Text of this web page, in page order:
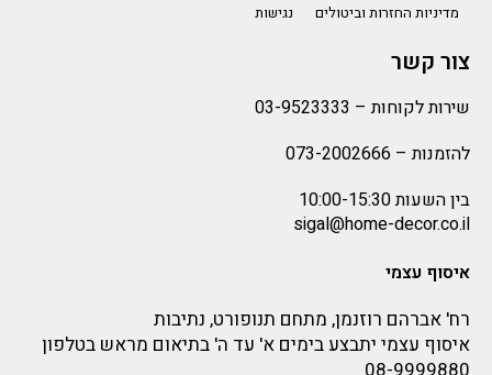
מדיניות החזרות וביטולים
נגישות
צור קשר
שירות לקוחות – 03-9523333
להזמנות – 073-2002666
בין השעות 10:00-15:30
sigal@home-decor.co.il
איסוף עצמי
רח' אברהם רוזנמן, מתחם תנופורט, נתיבות
איסוף עצמי יתבצע בימים א' עד ה' בתיאום מראש בטלפון